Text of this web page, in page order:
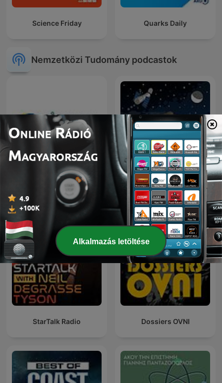
Science Friday Quarks Daily
Nemzetközi Tudomány podcastok
Oigamos la Respuesta-
ICECU
Sternengeschichten
StarTalk Radio Dossiers OVNI
Alkalmazás letöltése